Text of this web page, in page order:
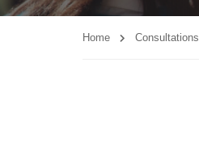
Home Consultations